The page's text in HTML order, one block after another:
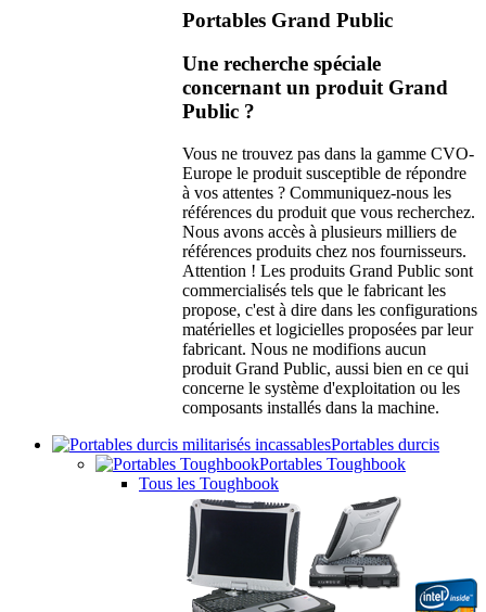
Portables Grand Public
Une recherche spéciale
concernant un produit Grand
Public ?
Vous ne trouvez pas dans la gamme CVO-
Europe le produit susceptible de répondre
à vos attentes ? Communiquez-nous les
références du produit que vous recherchez.
Nous avons accès à plusieurs milliers de
références produits chez nos fournisseurs.
Attention ! Les produits Grand Public sont
commercialisés tels que le fabricant les
propose, c'est à dire dans les configurations
matérielles et logicielles proposées par leur
fabricant. Nous ne modifions aucun
produit Grand Public, aussi bien en ce qui
concerne le système d'exploitation ou les
composants installés dans la machine.
Portables durcis
Portables Toughbook
Tous les Toughbook